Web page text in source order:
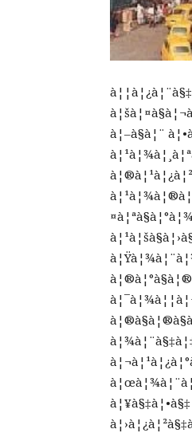
à¦–à§à¦¨